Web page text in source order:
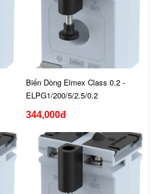
Biến Dòng Elmex Class 0.2 -
ELPG1/200/5/2.5/0.2
344,000đ